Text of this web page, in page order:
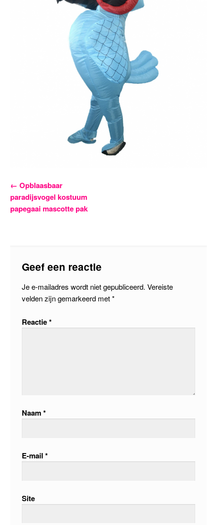
Bericht
navigatie
← Opblaasbaar
paradijsvogel kostuum
papegaai mascotte pak
Geef een reactie
Je e-mailadres wordt niet gepubliceerd. Vereiste
velden zijn gemarkeerd met*
Reactie*
Naam*
E-mail*
Site